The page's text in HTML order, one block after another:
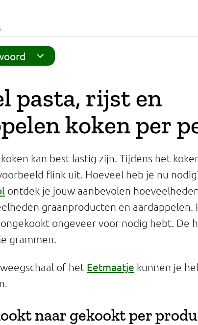
pasta, rijst en
koken per
kan best lastig zijn. Tijdens het
flink uit. Hoeveel heb je nu
ontdek je jouw aanbevolen
graanproducten en aardappelen.
ongeveer voor nodig hebt. De
grammen.
of het Eetmaatje kunnen je
naar gekookt per